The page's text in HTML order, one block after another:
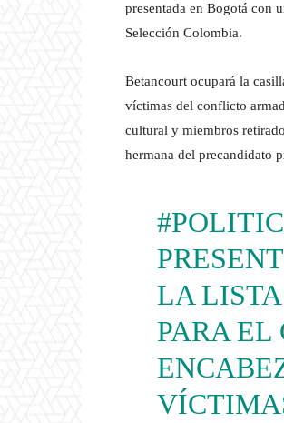
presentada en Bogotá con
Selección Colombia.
Betancourt ocupará la
víctimas del conflicto
cultural y miembros
hermana del precandidato
LA
PARA EL